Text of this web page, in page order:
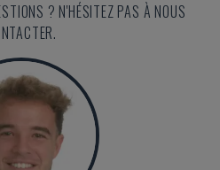
? N'HÉSITEZ PAS À NOUS